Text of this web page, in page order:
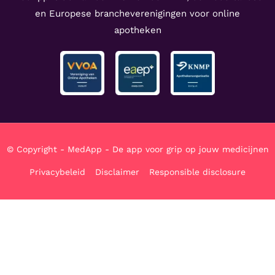
en Europese brancheverenigingen voor online
apotheken
© Copyright - MedApp - De app voor grip op jouw medicijnen
Privacybeleid Disclaimer Responsible disclosure